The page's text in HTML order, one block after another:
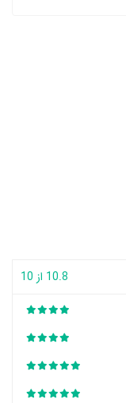
10.8 از 10